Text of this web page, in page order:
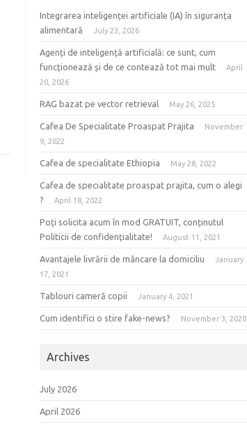
Integrarea inteligenței artificiale (IA) în siguranța
alimentară
July 23, 2026
Agenți de inteligență artificială: ce sunt, cum
funcționează și de ce contează tot mai mult
April
20, 2026
RAG bazat pe vector retrieval May 26, 2025
Cafea De Specialitate Proaspat Prajita
November
9, 2022
Cafea de specialitate Ethiopia May 28, 2022
Cafea de specialitate proaspat prajita, cum o alegi
?
April 18, 2022
Poți solicita acum în mod GRATUIT, conținutul
Politicii de confidențialitate!
August 11, 2021
Avantajele livrării de mâncare la domiciliu
January
17, 2021
Tablouri cameră copii January 4, 2021
Cum identifici o stire fake-news? November 3, 2020
Archives
July 2026
April 2026